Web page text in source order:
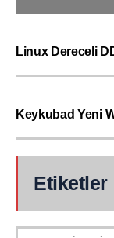
Linux Dereceli
Keykubad Yeni
Etiketler